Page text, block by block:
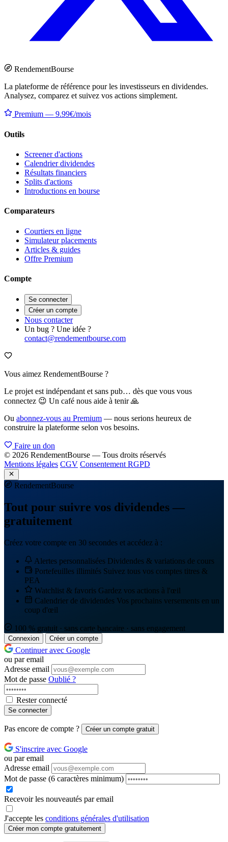
RendementBourse
La plateforme de référence pour les investisseurs en dividendes.
Analysez, comparez et suivez vos actions simplement.
Premium — 9.99€/mois
Outils
Screener d'actions
Calendrier dividendes
Résultats financiers
Splits d'actions
Introductions en bourse
Comparateurs
Courtiers en ligne
Simulateur placements
Articles & guides
Offre Premium
Compte
Se connecter
Créer un compte
Nous contacter
Un bug ? Une idée ?
contact@rendementbourse.com
Vous aimez RendementBourse ?
Le projet est indépendant et sans pub… dès que vous vous
connectez 😉 Un café nous aide à tenir 🙏
Ou abonnez-vous au Premium — nous serions heureux de
construire la plateforme selon vos besoins.
Faire un don
© 2026 RendementBourse — Tous droits réservés
Mentions légales CGV Consentement RGPD
RendementBourse
Tout pour suivre vos dividendes —
gratuitement
Créez votre compte en 30 secondes et accédez à :
Alertes personnalisées Dividendes & variations de cours
Portefeuilles illimités Suivez tous vos comptes titres &
PEA
Watchlist & favoris Gardez vos actions à l'œil
Calendrier de dividendes Vos prochains versements en un
coup d'œil
100 % gratuit · sans carte bancaire · sans engagement
Connexion Créer un compte
Continuer avec Google
ou par email
Adresse email
Mot de passe Oublié ?
Rester connecté
Se connecter
Pas encore de compte ? Créer un compte gratuit
S'inscrire avec Google
ou par email
Adresse email
Mot de passe (6 caractères minimum)
Recevoir les nouveautés par email
J'accepte les conditions générales d'utilisation
Créer mon compte gratuitement